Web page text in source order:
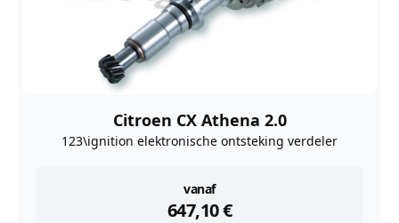
Citroen CX Athena 2.0
123\ignition elektronische ontsteking verdeler
vanaf
647,10€
instock